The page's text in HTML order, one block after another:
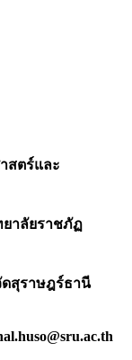
สตร์และ
าลัยราชภัฏ
ดสุราษฎร์ธานี